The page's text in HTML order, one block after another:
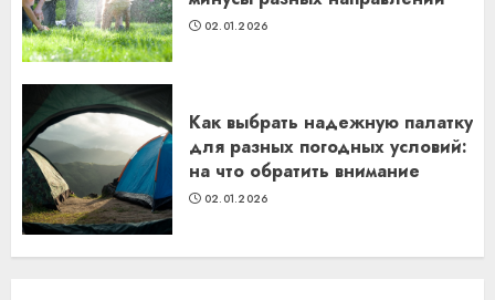
02.01.2026
Как выбрать надежную палатку
для разных погодных условий:
на что обратить внимание
02.01.2026